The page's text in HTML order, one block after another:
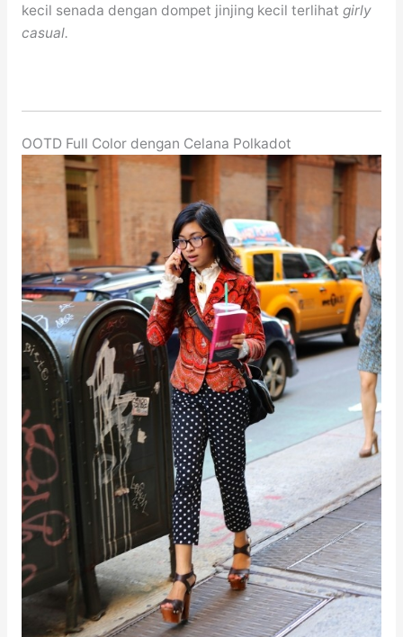
kecil senada dengan dompet jinjing kecil terlihat girly
casual.
OOTD Full Color dengan Celana Polkadot